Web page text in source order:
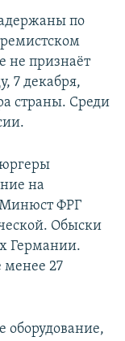
по
не признаёт
7 декабря,
страны. Среди
на
Минюст ФРГ
Обыски
Германии.
27
оборудование,